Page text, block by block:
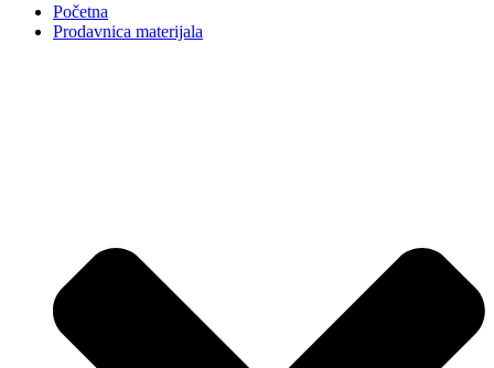
Početna
Prodavnica materijala